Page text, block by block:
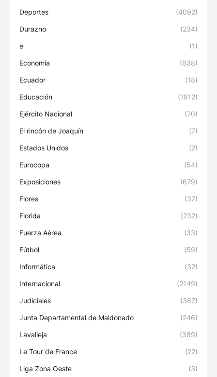
Deportes (4092)
Durazno (234)
e (1)
Economía (638)
Ecuador (18)
Educación (1912)
Ejército Nacional (70)
El rincón de Joaquín (7)
Estados Unidos (2)
Eurocopa (54)
Exposiciones (679)
Flores (37)
Florida (232)
Fuerza Aérea (33)
Fútbol (59)
Informática (32)
Internacional (2149)
Judiciales (367)
Junta Departamental de Maldonado (246)
Lavalleja (389)
Le Tour de France (22)
Liga Zona Oeste (3)